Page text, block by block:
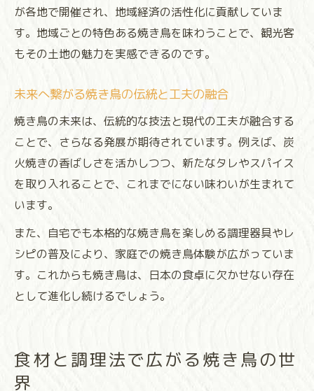
が各地で開催され、地域経済の活性化に貢献していま
す。地域ごとの特色ある焼き鳥を味わうことで、観光客
もその土地の魅力を実感できるのです。
未来へ繋がる焼き鳥の伝統と工夫の融合
焼き鳥の未来は、伝統的な技法と現代の工夫が融合する
ことで、さらなる発展が期待されています。例えば、炭
火焼きの香ばしさを活かしつつ、新たなタレやスパイス
を取り入れることで、これまでにない味わいが生まれて
います。
また、自宅でも本格的な焼き鳥を楽しめる調理器具やレ
シピの普及により、家庭での焼き鳥体験が広がっていま
す。これからも焼き鳥は、日本の食卓に欠かせない存在
として進化し続けるでしょう。
食材と調理法で広がる焼き鳥の世
界